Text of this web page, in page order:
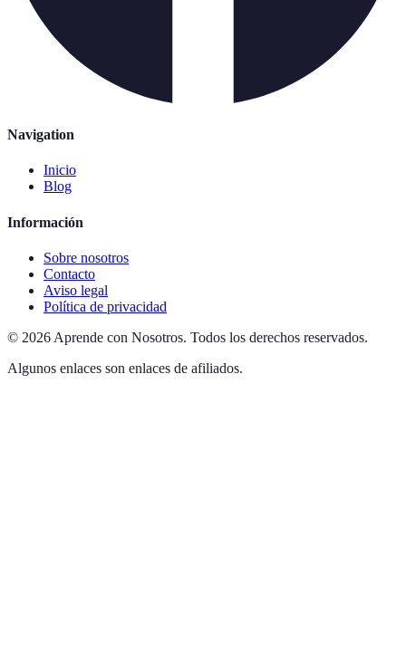
Navigation
Inicio
Blog
Información
Sobre nosotros
Contacto
Aviso legal
Política de privacidad
© 2026 Aprende con Nosotros. Todos los derechos reservados.
Algunos enlaces son enlaces de afiliados.